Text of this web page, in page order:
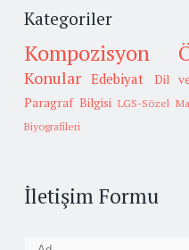
Kategoriler
Kompozisyon
Konular Edebiyat Dil
Paragraf Bilgisi LGS-Sözel
Biyografileri
İletişim Formu